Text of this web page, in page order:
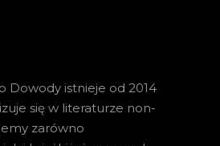
Dowody istnieje od 2014
się w literaturze non-
zarówno